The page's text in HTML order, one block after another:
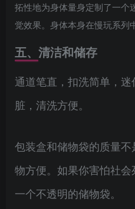
拓性地为身体量身定制了一个
觉效果。身体本身在慢玩系列
五、清洁和储存
通道笔直，扣洗简单，
脏，清洗方便。
包装盒和储物袋的质量
物方便。如果你害怕社
一个不透明的储物袋。